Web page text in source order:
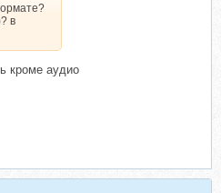
в
кроме аудио